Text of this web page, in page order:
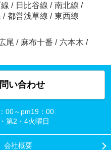
/ 日比谷線 / 南北線 /
/ 都営浅草線 / 東西線
尾 / 麻布十番 / 六本木 /
い合わせ
00～pm19：00
第2・4火曜日
会社概要